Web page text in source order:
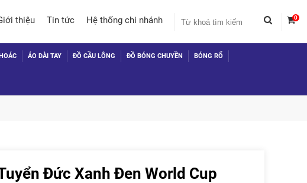
thiệu Tin tức Hệ thống chi nhánh 0
ÁO DÀI TAY ĐỒ CẦU LÔNG ĐỒ BÓNG CHUYỀN BÓNG RỔ
TIẾP TỤC MUA HÀNG
Đức Xanh Đen World Cup